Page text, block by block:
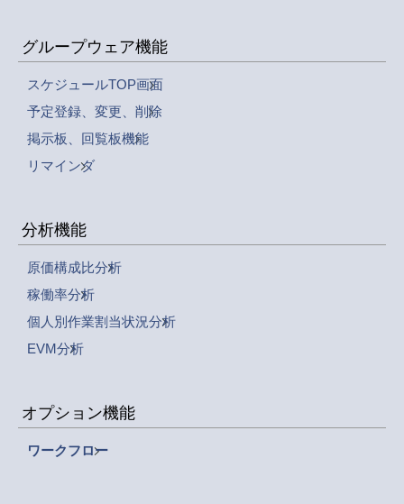
グループウェア機能
スケジュールTOP画面
予定登録、変更、削除
掲示板、回覧板機能
リマインダ
分析機能
原価構成比分析
稼働率分析
個人別作業割当状況分析
EVM分析
オプション機能
ワークフロー